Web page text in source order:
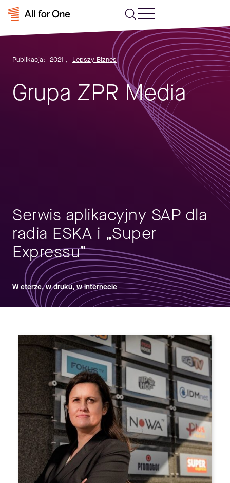
Publikacja: 2021 , Lepszy Biznes
Grupa ZPR Media
Serwis aplikacyjny SAP dla
radia ESKA i „Super
Expressu”
W eterze, w druku, w internecie